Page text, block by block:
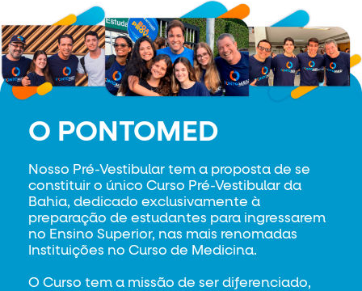
O PONTOMED
Nosso Pré-Vestibular tem a proposta de se
constituir o único Curso Pré-Vestibular da
Bahia, dedicado exclusivamente à
preparação de estudantes para ingressarem
no Ensino Superior, nas mais renomadas
Instituições no Curso de Medicina.
O Curso tem a missão de ser diferenciado,